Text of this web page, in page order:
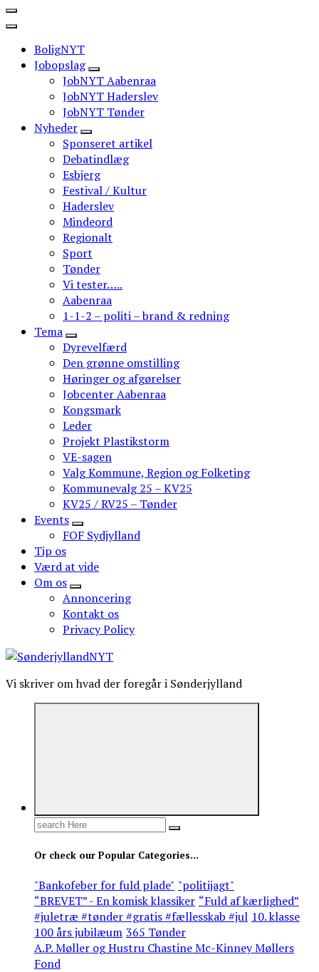
BoligNYT
Jobopslag
JobNYT Aabenraa
JobNYT Haderslev
JobNYT Tønder
Nyheder
Sponseret artikel
Debatindlæg
Esbjerg
Festival / Kultur
Haderslev
Mindeord
Regionalt
Sport
Tønder
Vi tester…..
Aabenraa
1-1-2 – politi – brand & redning
Tema
Dyrevelfærd
Den grønne omstilling
Høringer og afgørelser
Jobcenter Aabenraa
Kongsmark
Leder
Projekt Plastikstorm
VE-sagen
Valg Kommune, Region og Folketing
Kommunevalg 25 – KV25
KV25 / RV25 – Tønder
Events
FOF Sydjylland
Tip os
Værd at vide
Om os
Annoncering
Kontakt os
Privacy Policy
Vi skriver om hvad der foregår i Sønderjylland
Search
Or check our Popular Categories...
"Bankofeber for fuld plade" "politijagt"
“BREVET” - En komisk klassiker “Fuld af kærlighed”
#juletræ #tønder #gratis #fællesskab #jul 10. klasse
100 års jubilæum 365 Tønder
A.P. Møller og Hustru Chastine Mc-Kinney Møllers
Fond